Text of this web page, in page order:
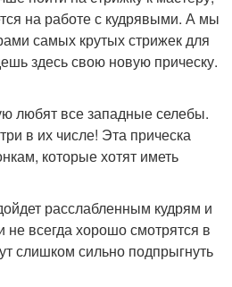
на работе с кудрявыми. А мы
самых крутых стрижек для
здесь свою новую прическу.
любят все западные селебы.
в их числе! Эта прическа
которые хотят иметь
расслабленным кудрям и
не всегда хорошо смотрятся в
слишком сильно подпрыгнуть